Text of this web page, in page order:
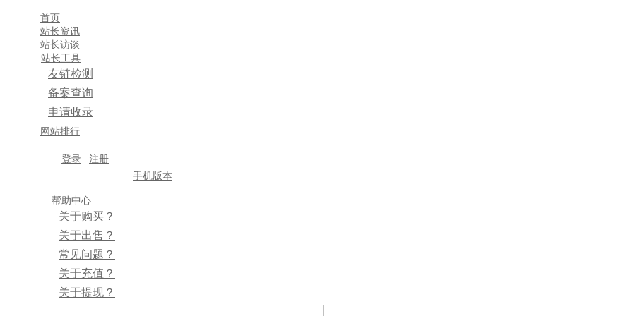
首页
站长资讯
站长访谈
站长工具
友链检测
备案查询
申请收录
网站排行
登录 | 注册
帮助中心
关于购买？
关于出售？
常见问题？
关于充值？
关于提现？
手机版本
×